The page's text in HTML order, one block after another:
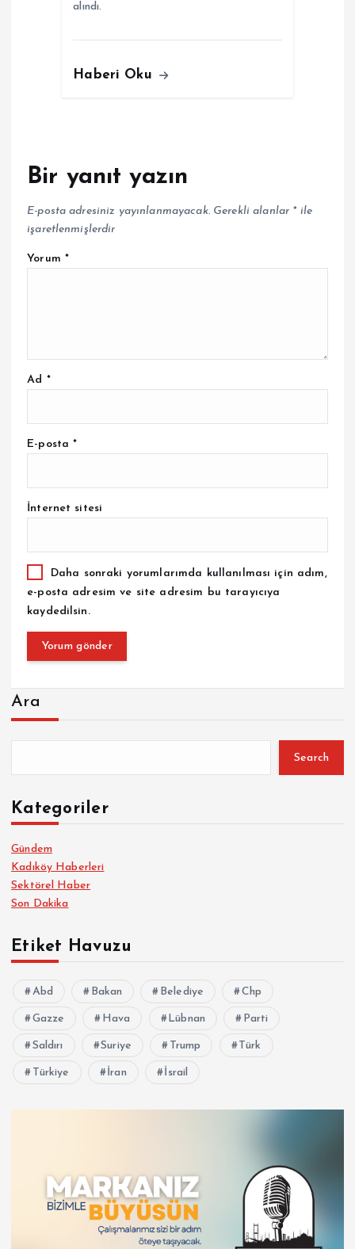
alındı.
Haberi Oku
Bir yanıt yazın
E-posta adresiniz yayınlanmayacak. Gerekli alanlar *ile
işaretlenmişlerdir
Yorum *
Ad *
E-posta*
İnternet sitesi
Daha sonraki yorumlarımda kullanılması için adım,
e-posta adresim ve site adresim bu tarayıcıya
kaydedilsin.
Ara
Search
Kategoriler
Gündem
Kadıköy Haberleri
Sektörel Haber
Son Dakika
Etiket Havuzu
Abd Bakan Belediye Chp
Gazze Hava Lübnan Parti
Saldırı Suriye Trump Türk
Türkiye İran İsrail